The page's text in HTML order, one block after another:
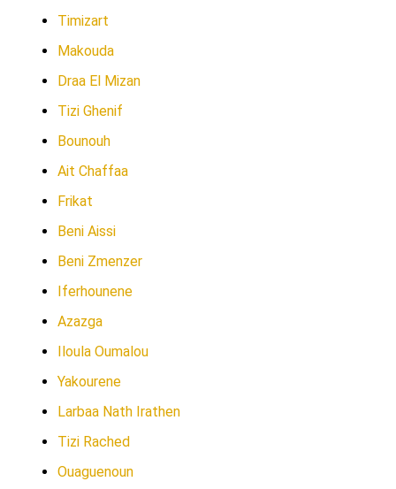
Timizart
Makouda
Draa El Mizan
Tizi Ghenif
Bounouh
Ait Chaffaa
Frikat
Beni Aissi
Beni Zmenzer
Iferhounene
Azazga
Iloula Oumalou
Yakourene
Larbaa Nath Irathen
Tizi Rached
Ouaguenoun